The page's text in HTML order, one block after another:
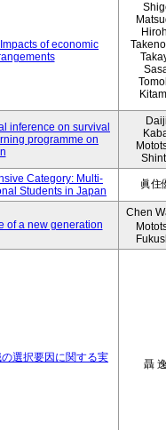
of economic
inference on survival
programme on
Category: Multi-
Students in Japan
眞住
of a new generation
Chen
選択要因に関する実
聶